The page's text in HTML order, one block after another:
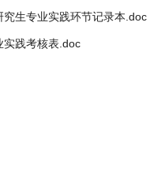
生专业实践环节记录本.doc
实践考核表.doc